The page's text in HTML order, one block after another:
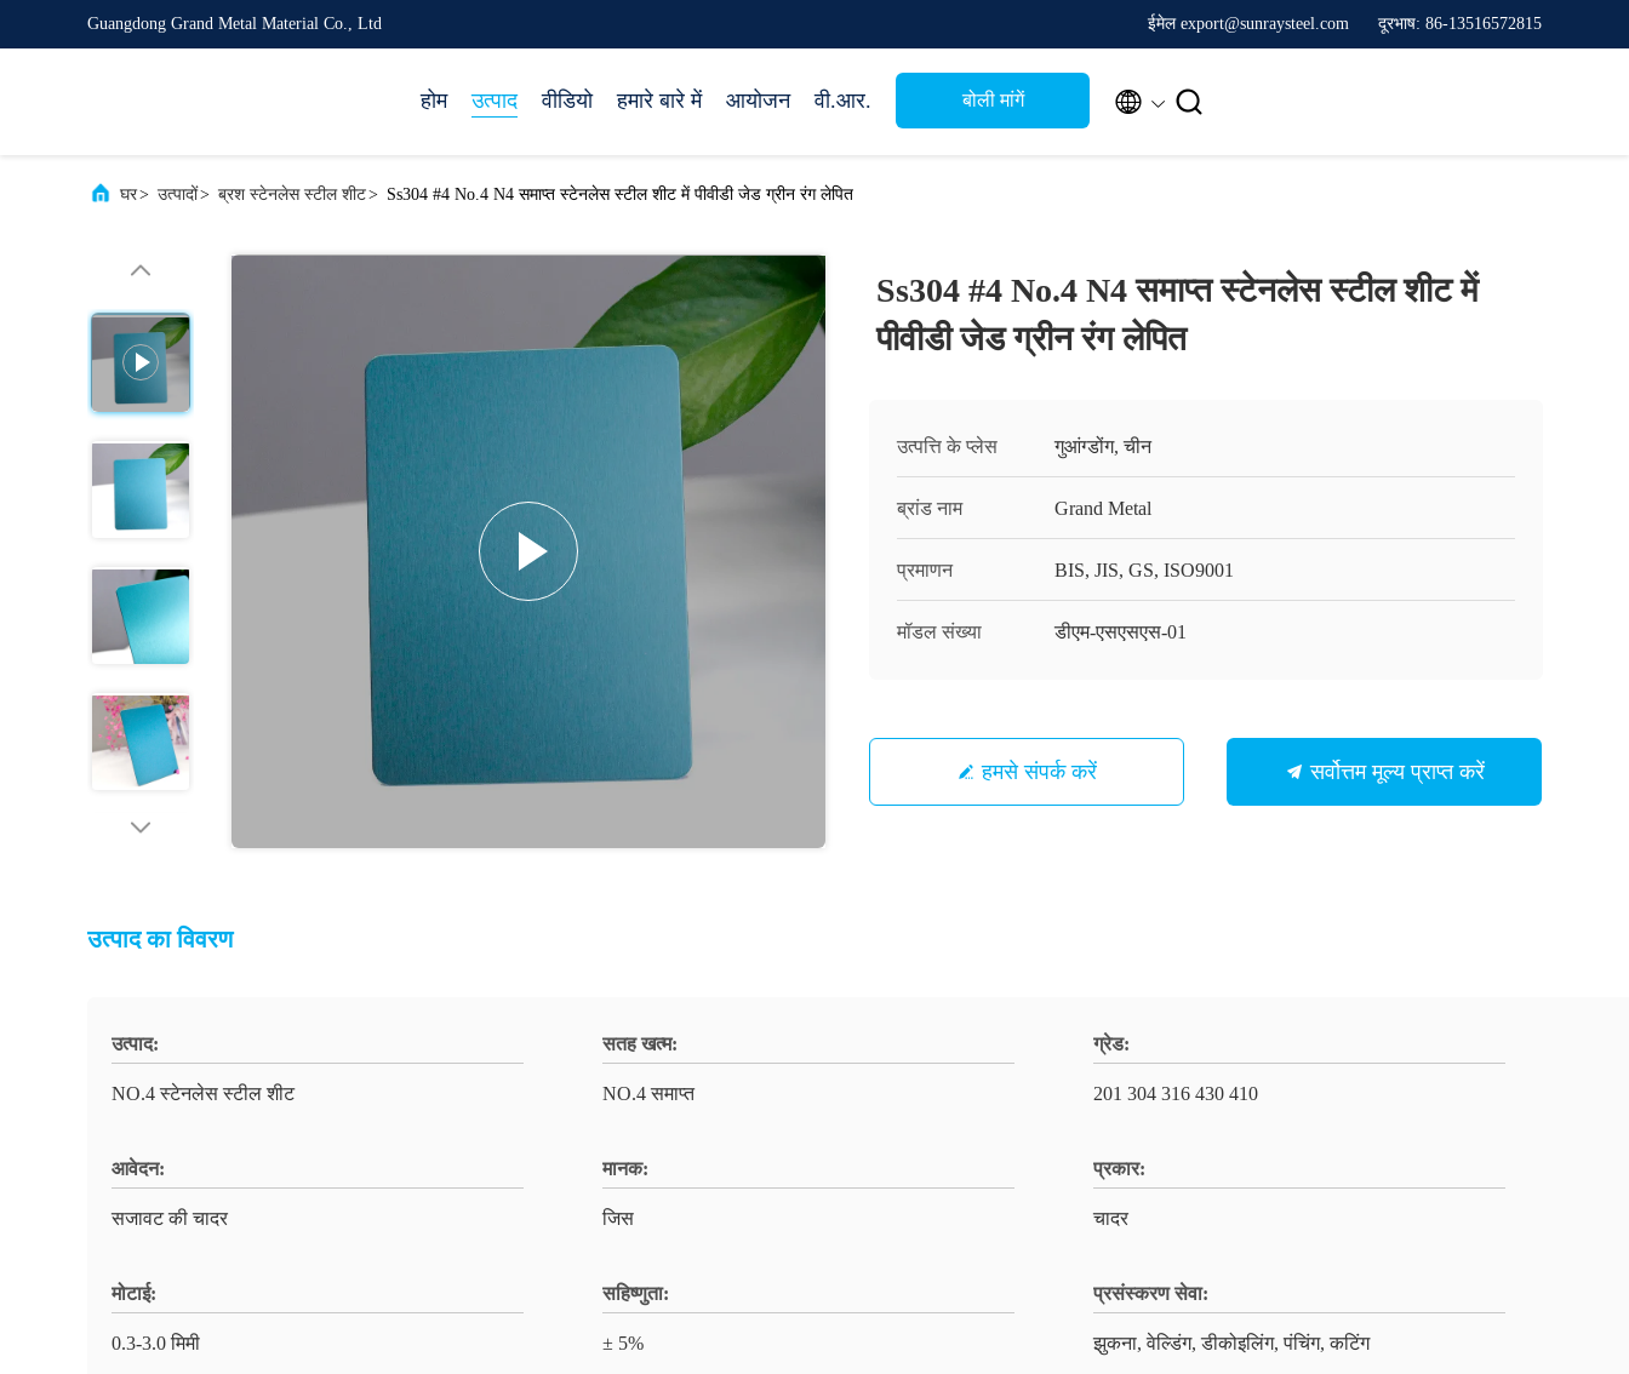
Guangdong Grand Metal Material Co., Ltd ईमेल export@sunraysteel.com दूरभाष: 86-13516572815
होम उत्पाद वीडियो हमारे बारे में आयोजन वी.आर. बोली मांगें  
घर> उत्पादों> ब्रश स्टेनलेस स्टील शीट> Ss304 #4 No.4 N4 समाप्त स्टेनलेस स्टील शीट में पीवीडी जेड ग्रीन रंग लेपित
Ss304 #4 No.4 N4 समाप्त स्टेनलेस स्टील शीट में
पीवीडी जेड ग्रीन रंग लेपित
उत्पत्ति के प्लेस गुआंग्डोंग, चीन
ब्रांड नाम Grand Metal
प्रमाणन BIS, JIS, GS, ISO9001
मॉडल संख्या डीएम-एसएसएस-01
हमसे संपर्क करें सर्वोत्तम मूल्य प्राप्त करें
उत्पाद का विवरण
उत्पाद:
NO.4 स्टेनलेस स्टील शीट
सतह खत्म:
NO.4 समाप्त
ग्रेड:
201 304 316 430 410
आवेदन:
सजावट की चादर
मानक:
जिस
प्रकार:
चादर
मोटाई:
0.3-3.0 मिमी
सहिष्णुता:
± 5%
प्रसंस्करण सेवा:
झुकना, वेल्डिंग, डीकोइलिंग, पंचिंग, कटिंग